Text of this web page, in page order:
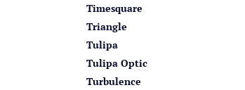
Timesquare
Triangle
Tulipa
Tulipa Optic
Turbulence